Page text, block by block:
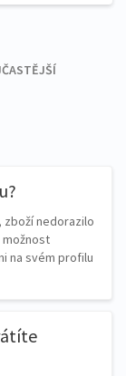
zboží nedorazilo
na svém profilu